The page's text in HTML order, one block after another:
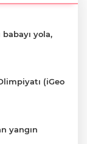
yola,
(iGeo
yangın